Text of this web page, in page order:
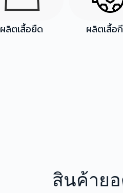
ผลิตเสื้อยืด ผลิตเสื้อ
สินค้าย